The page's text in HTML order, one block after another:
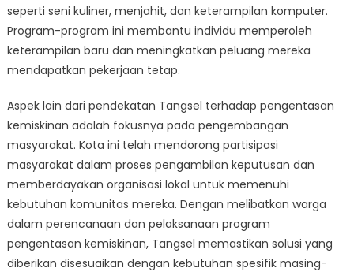
seperti seni kuliner, menjahit, dan keterampilan komputer.
Program-program ini membantu individu memperoleh
keterampilan baru dan meningkatkan peluang mereka
mendapatkan pekerjaan tetap.
Aspek lain dari pendekatan Tangsel terhadap pengentasan
kemiskinan adalah fokusnya pada pengembangan
masyarakat. Kota ini telah mendorong partisipasi
masyarakat dalam proses pengambilan keputusan dan
memberdayakan organisasi lokal untuk memenuhi
kebutuhan komunitas mereka. Dengan melibatkan warga
dalam perencanaan dan pelaksanaan program
pengentasan kemiskinan, Tangsel memastikan solusi yang
diberikan disesuaikan dengan kebutuhan spesifik masing-